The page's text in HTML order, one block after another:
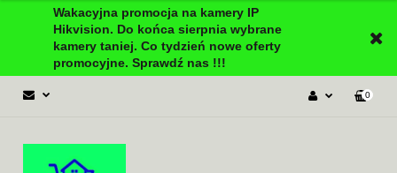
Wakacyjna promocja na kamery IP
Hikvision. Do końca sierpnia wybrane
kamery taniej. Co tydzień nowe oferty
promocyjne. Sprawdź nas !!!
0